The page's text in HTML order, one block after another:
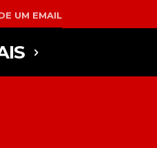
UM EMAIL